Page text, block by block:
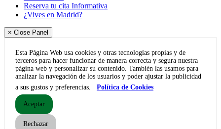
Reserva tu cita Informativa
¿Vives en Madrid?
× Close Panel
Esta Página Web usa cookies y otras tecnologías propias y de
terceros para hacer funcionar de manera correcta y segura nuestra
página web y personalizar su contenido. También las usamos para
analizar la navegación de los usuarios y poder ajustar la publicidad
a sus gustos y preferencias.
Política de Cookies
Aceptar
Rechazar